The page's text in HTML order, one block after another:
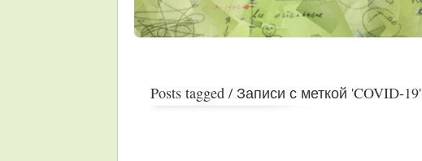
Posts tagged / Записи с меткой 'COVID-19'